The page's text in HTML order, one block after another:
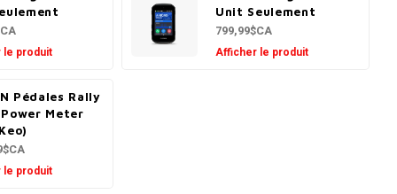
produit
Unit Seulement
799,99$CA
Afficher le produit
Pédales Rally
Power Meter
produit